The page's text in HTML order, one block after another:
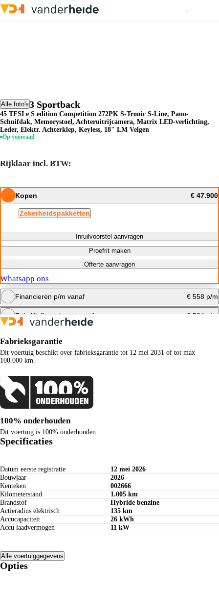
Alle foto's
Audi A3 Sportback
45 TFSI e S edition Competition 272PK S-Tronic S-Line, Pano-
Schuifdak, Memorystoel, Achteruitrijcamera, Matrix LED-verlichting,
Leder, Elektr. Achterklep, Keyless, 18" LM Velgen
Op voorraad
Rijklaar incl. BTW:
Kopen € 47.900
Zekerheidspakketten
Inruilvoorstel aanvragen
Proefrit maken
Offerte aanvragen
Whatsapp ons
Financieren p/m vanaf € 558 p/m
Bereken maandbedrag
Zakelijk financieren vanaf € 524 p/m
Fabrieksgarantie
Dit voertuig beschikt over fabrieksgarantie tot 12 mei 2031 of tot max
100.000 km.
100% onderhouden
Dit voertuig is 100% onderhouden
Specificaties
Datum eerste registratie
12 mei 2026
Bouwjaar
2026
Kenteken
002666
Kilometerstand
1.005 km
Brandstof
Hybride benzine
Actieradius elektrisch
135 km
Accucapaciteit
26 kWh
Accu laadvermogen
11 kW
Alle voertuiggegevens
Opties